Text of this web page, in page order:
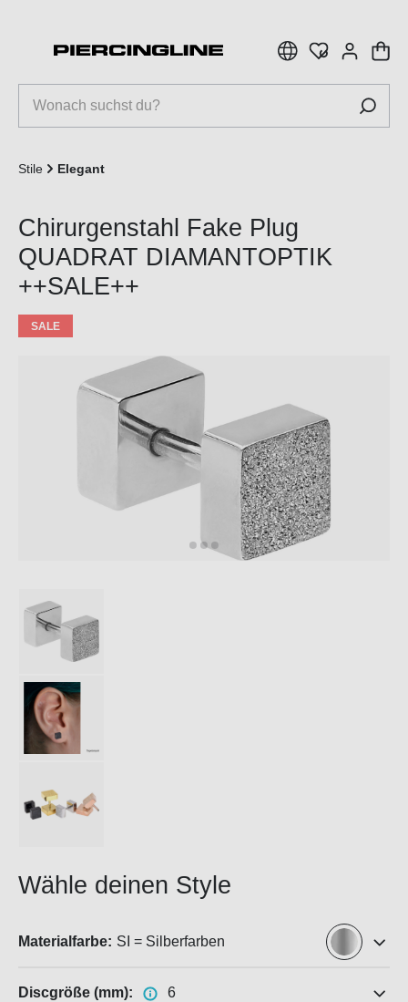
Stile Elegant
Chirurgenstahl Fake Plug
QUADRAT DIAMANTOPTIK
++SALE++
SALE
Wähle deinen Style
Materialfarbe: SI = Silberfarben
Discgröße (mm): 6